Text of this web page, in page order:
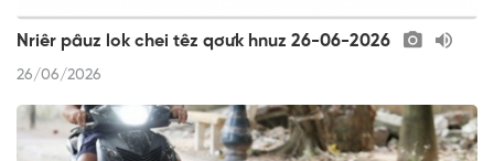
Nriêr pâuz lok chei têz qơưk hnuz 26-06-2026
26/06/2026